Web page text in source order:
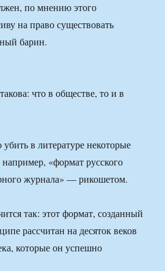
по мнению этого
на право существовать
барин.
что в обществе, то и в
в литературе некоторые
«формат русского
журнала» — рикошетом.
так: этот формат, созданный
рассчитан на десяток веков
которые он успешно